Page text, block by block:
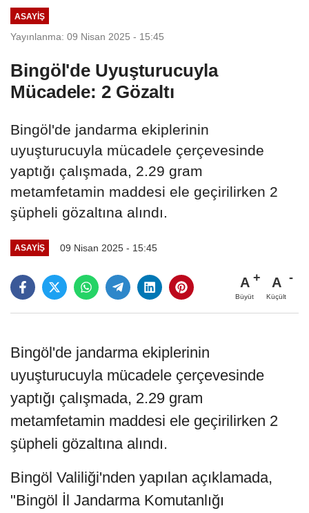
ASAYIŞ
Yayınlanma: 09 Nisan 2025 - 15:45
Bingöl'de Uyuşturucuyla
Mücadele: 2 Gözaltı
Bingöl'de jandarma ekiplerinin
uyuşturucuyla mücadele çerçevesinde
yaptığı çalışmada, 2.29 gram
metamfetamin maddesi ele geçirilirken 2
şüpheli gözaltına alındı.
ASAYIŞ 09 Nisan 2025 - 15:45
A
Büyüt
A
Küçült
Bingöl'de jandarma ekiplerinin
uyuşturucuyla mücadele çerçevesinde
yaptığı çalışmada, 2.29 gram
metamfetamin maddesi ele geçirilirken 2
şüpheli gözaltına alındı.
Bingöl Valiliği'nden yapılan açıklamada,
"Bingöl İl Jandarma Komutanlığı